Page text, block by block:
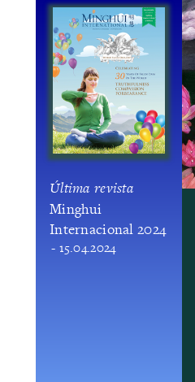
Última revista
Minghui
Internacional 2024
- 15.04.2024